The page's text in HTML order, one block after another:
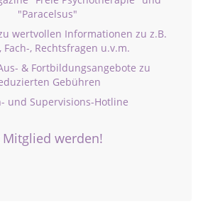
"Paracelsus"
wertvollen Informationen zu z.B.
Fach-, Rechtsfragen u.v.m.
& Fortbildungsangebote zu
Gebühren
und Supervisions-Hotline
Mitglied werden!